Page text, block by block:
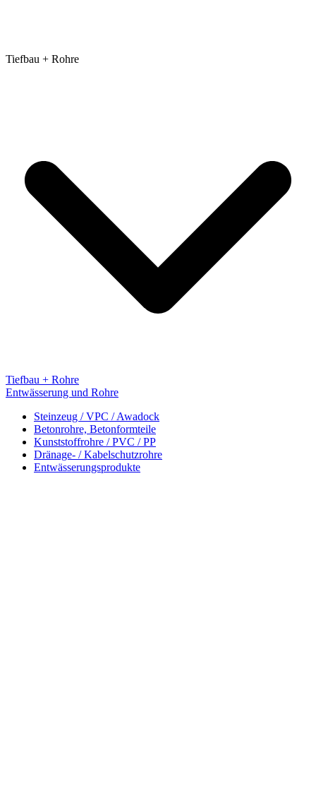
Tiefbau + Rohre
Tiefbau + Rohre
Entwässerung und Rohre
Steinzeug / VPC / Awadock
Betonrohre, Betonformteile
Kunststoffrohre / PVC / PP
Dränage- / Kabelschutzrohre
Entwässerungsprodukte